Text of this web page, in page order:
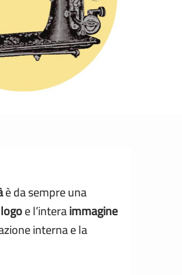
è da sempre una
logoe l’interaimmagine
interna e la